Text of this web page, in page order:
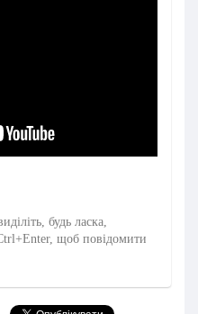
будь ласка,
щоб повідомити